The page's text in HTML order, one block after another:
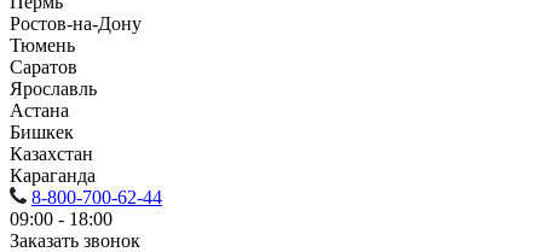
Ростов-на-Дону
Тюмень
Саратов
Ярославль
Астана
Бишкек
Казахстан
Караганда
8-800-700-62-44
09:00 - 18:00
Заказать звонок